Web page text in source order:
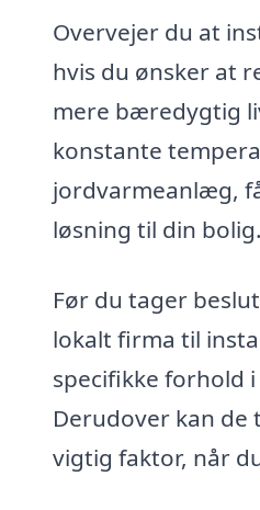
Overvejer du at
hvis du ønsker at
mere bæredygtig
konstante
jordvarmeanlæg,
løsning til din bolig.
Før du tager
lokalt firma til
specifikke forhold
Derudover kan
vigtig faktor, når